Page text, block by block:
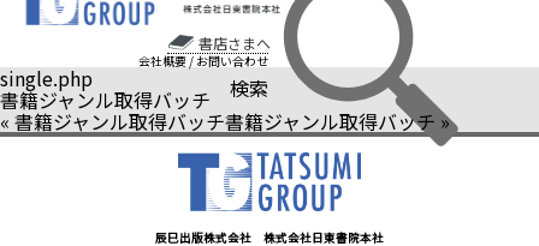
書店さまへ
会社概要 / お問い合わせ
検索
single.php
書籍ジャンル取得バッチ
« 書籍ジャンル取得バッチ書籍ジャンル取得バッチ »
辰巳出版株式会社 株式会社日東書院本社